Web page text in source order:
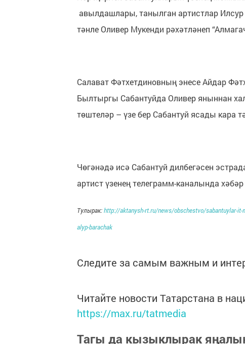
авылдашлары, танылган артистлар
тәнле Оливер Мукенди рәхәтләнеп
Салават Фәтхетдиновның энесе Айдар
Былтыргы Сабантуйда Оливер яныннан
төштеләр – үзе бер Сабантуй ясады кара
Чөгәнәдә исә Сабантуй дилбегәсен
артист үзенең телеграмм-каналында хәбәр
Тулырак:http://aktanysh-rt.ru/news/obschestvo/sabantuylar-it-
alyp-barachak
Следите за самым важным и
Читайте новости Татарстана в
https://max.ru/tatmedia
Тагы да кызыклырак